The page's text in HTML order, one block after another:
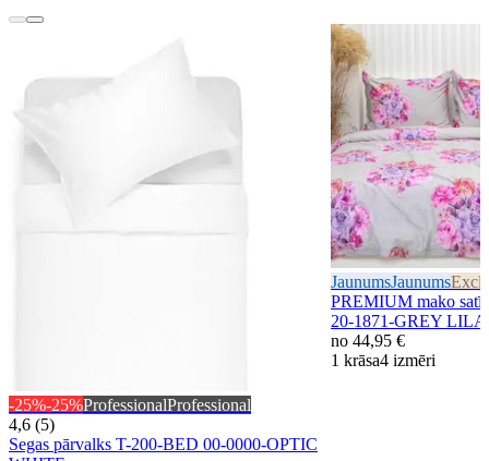
-25%-25%ProfessionalProfessional
4,6 (5)
Segas pārvalks T-200-BED 00-0000-OPTIC
JaunumsJaunums
PREMIUM mako
20-1871-GREY
no 44,95 €
1 krāsa4 izmēri